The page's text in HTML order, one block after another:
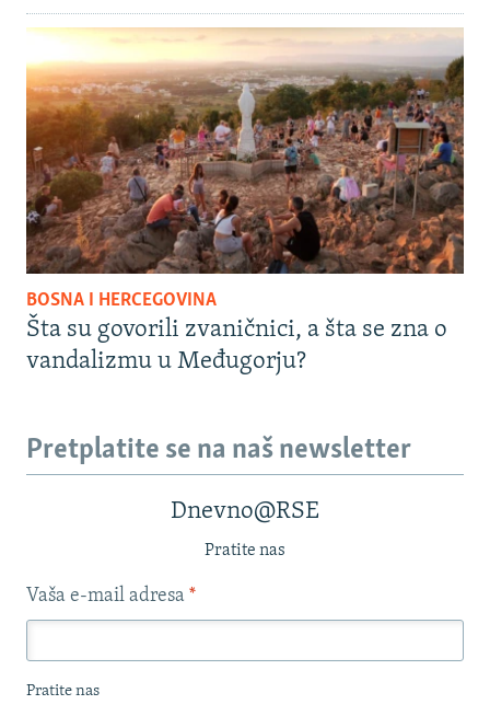
BOSNA I HERCEGOVINA
Šta su govorili zvaničnici, a šta se zna o
vandalizmu u Međugorju?
Pretplatite se na naš newsletter
Dnevno@RSE
Pratite nas
Vaša e-mail adresa *
Pratite nas